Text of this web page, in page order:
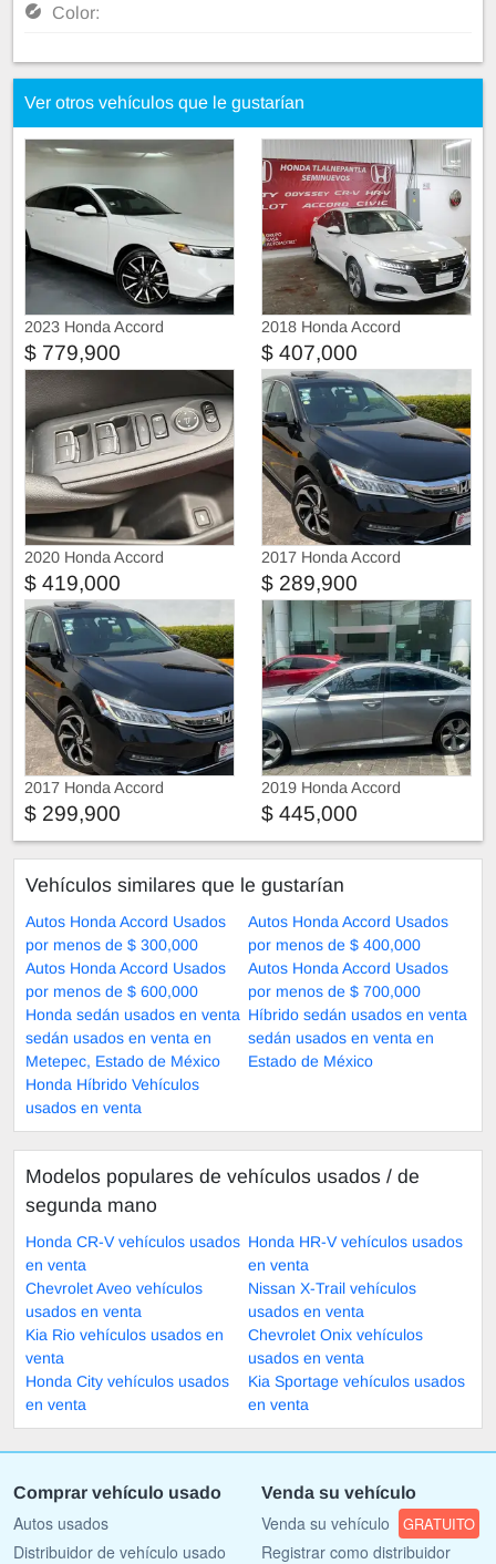
Color:
Ver otros vehículos que le gustarían
2023 Honda Accord
$ 779,900
2018 Honda Accord
$ 407,000
2020 Honda Accord
$ 419,000
2017 Honda Accord
$ 289,900
2017 Honda Accord
$ 299,900
2019 Honda Accord
$ 445,000
Vehículos similares que le gustarían
Autos Honda Accord Usados
por menos de $ 300,000
Autos Honda Accord Usados
por menos de $ 400,000
Autos Honda Accord Usados
por menos de $ 600,000
Autos Honda Accord Usados
por menos de $ 700,000
Honda sedán usados en venta Híbrido sedán usados en venta
sedán usados en venta en
Metepec, Estado de México
sedán usados en venta en
Estado de México
Honda Híbrido Vehículos
usados en venta
Modelos populares de vehículos usados ​​/ de
segunda mano
Honda CR-V vehículos usados
en venta
Honda HR-V vehículos usados
en venta
Chevrolet Aveo vehículos
usados en venta
Nissan X-Trail vehículos
usados en venta
Kia Rio vehículos usados en
venta
Chevrolet Onix vehículos
usados en venta
Honda City vehículos usados
en venta
Kia Sportage vehículos usados
en venta
Comprar vehículo usado
Autos usados
Distribuidor de vehículo usado
Venda su vehículo
Venda su vehículo GRATUITO
Registrar como distribuidor